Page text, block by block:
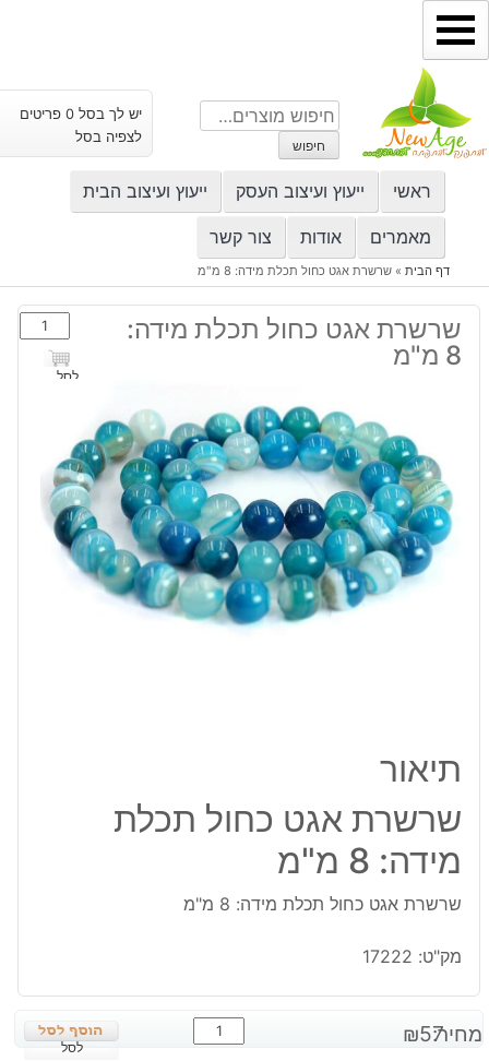
דילוג
לתוכן
חיפוש
עבור:
חיפוש
יש לך בסל 0 פריטים
לצפיה בסל
ראשי ייעוץ ועיצוב העסק ייעוץ ועיצוב הבית
מאמרים אודות צור קשר
דף הבית» שרשרת אגט כחול תכלת מידה: 8 מ"מ
שרשרת אגט כחול תכלת מידה:
8 מ"מ
כמות
של
שרשרת
תכלת
מידה:
8
מ"מ
לסל
תיאור
שרשרת אגט כחול תכלת
מידה: 8 מ"מ
שרשרת אגט כחול תכלת מידה: 8 מ"מ
מק"ט: 17222
מחיר: ₪57
כמות
של
לסל